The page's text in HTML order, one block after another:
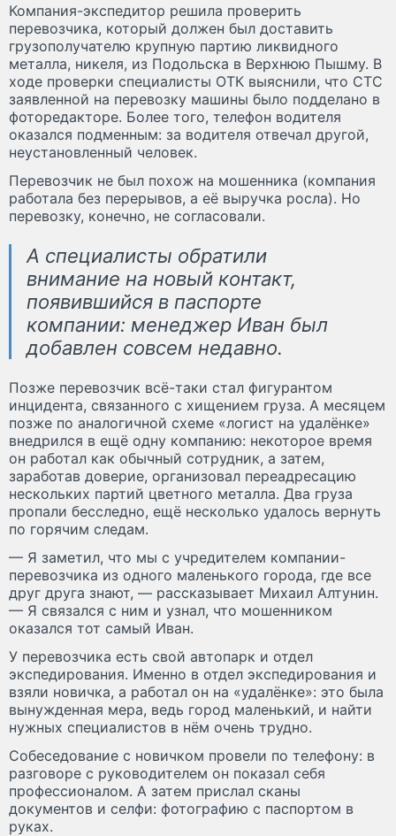
Компания-экспедитор решила проверить
перевозчика, который должен был доставить
грузополучателю крупную партию ликвидного
металла, никеля, из Подольска в Верхнюю Пышму. В
ходе проверки специалисты ОТК выяснили, что СТС
заявленной на перевозку машины было подделано в
фоторедакторе. Более того, телефон водителя
оказался подменным: за водителя отвечал другой,
неустановленный человек.
Перевозчик не был похож на мошенника (компания
работала без перерывов, а её выручка росла). Но
перевозку, конечно, не согласовали.
А специалисты обратили
внимание на новый контакт,
появившийся в паспорте
компании: менеджер Иван был
добавлен совсем недавно.
Позже перевозчик всё-таки стал фигурантом
инцидента, связанного с хищением груза. А месяцем
позже по аналогичной схеме «логист на удалёнке»
внедрился в ещё одну компанию: некоторое время
он работал как обычный сотрудник, а затем,
заработав доверие, организовал переадресацию
нескольких партий цветного металла. Два груза
пропали бесследно, ещё несколько удалось вернуть
по горячим следам.
— Я заметил, что мы с учредителем компании-
перевозчика из одного маленького города, где все
друг друга знают, — рассказывает Михаил Алтунин.
— Я связался с ним и узнал, что мошенником
оказался тот самый Иван.
У перевозчика есть свой автопарк и отдел
экспедирования. Именно в отдел экспедирования и
взяли новичка, а работал он на «удалёнке»: это была
вынужденная мера, ведь город маленький, и найти
нужных специалистов в нём очень трудно.
Собеседование с новичком провели по телефону: в
разговоре с руководителем он показал себя
профессионалом. А затем прислал сканы
документов и селфи: фотографию с паспортом в
руках.